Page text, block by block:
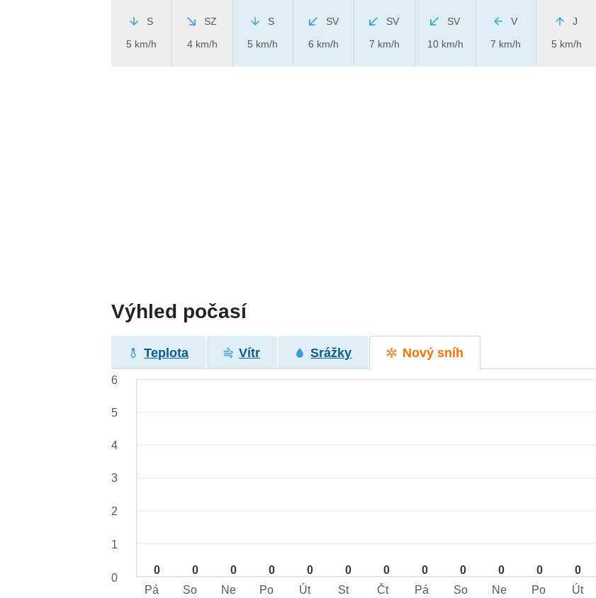
S
5 km/h
SZ
4 km/h
S
5 km/h
SV
6 km/h
SV
7 km/h
SV
10 km/h
V
7 km/h
J
5 km/h
Výhled počasí
Teplota Vítr Srážky Nový sníh
0 0 0 0 0 0 0 0 0 0 0 0
6
5
4
3
2
1
0
Pá
So Ne Po Út St Čt Pá So Ne Po Út